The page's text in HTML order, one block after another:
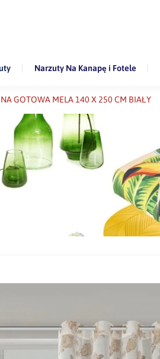
Narzuty Na Kanapę i Fotele
GOTOWA MELA 140 X 250 CM BIAŁY